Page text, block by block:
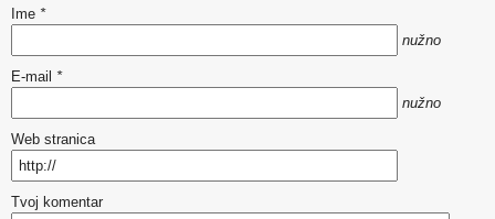
Ime *
nužno
E-mail *
nužno
Web stranica
Tvoj komentar